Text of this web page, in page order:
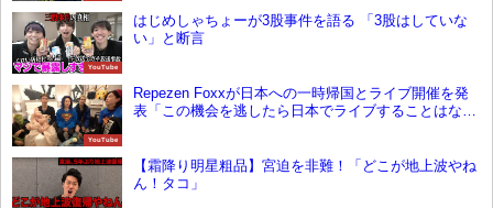
YouTube
はじめしゃちょーが3股事件を語る 「3股はしていな
い」と断言
YouTube
Repezen Foxxが日本への一時帰国とライブ開催を発
表「この機会を逃したら日本でライブすることはな
【霜降り明星粗品】宮迫を非難！「どこが地上波やね
ん！タコ」